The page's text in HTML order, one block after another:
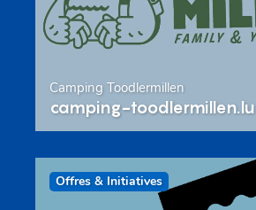
Camping Toodlermillen
camping-toodlermillen.lu
Offres & Initiatives